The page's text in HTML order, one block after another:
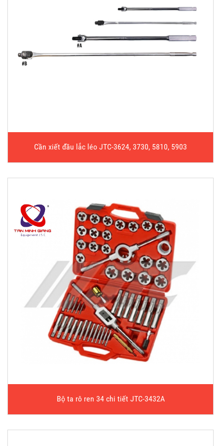
Cần xiết đầu lắc léo JTC-3624, 3730, 5810, 5903
Bộ ta rô ren 34 chi tiết JTC-3432A